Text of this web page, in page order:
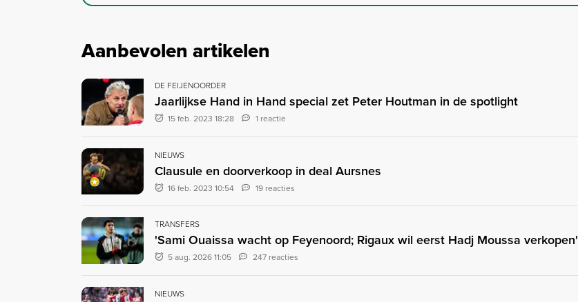
Aanbevolen artikelen
DE FEIJENOORDER
Jaarlijkse Hand in Hand special zet Peter Houtman in de spotlight
15 feb. 2023 18:28 1 reactie
NIEUWS
Clausule en doorverkoop in deal Aursnes
16 feb. 2023 10:54 19 reacties
TRANSFERS
'Sami Ouaissa wacht op Feyenoord; Rigaux wil eerst Hadj Moussa verkopen'
5 aug. 2026 11:05 247 reacties
NIEUWS